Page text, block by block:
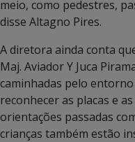
meio, como pedestres,
disse Altagno Pires.
A diretora ainda conta
Maj. Aviador Y Juca
caminhadas pelo
reconhecer as placas e
orientações passadas
crianças também estão